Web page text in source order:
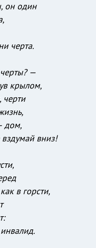
он один
черта.
—
крылом,
черти
дом,
вниз!
в горсти,